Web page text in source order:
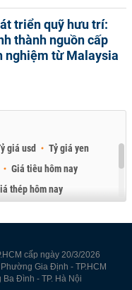
triển quỹ hưu trí:
thành nguồn cấp
nghiệm từ Malaysia
giá usd
Tỷ giá yen
Giá tiêu hôm nay
thép hôm nay
cấp ngày 20/3/2026
Gia Định - TP.HCM
Đình - TP. Hà Nội